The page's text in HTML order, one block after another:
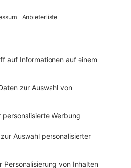
Behind
Go
um den YouTube
zu laden!
einen Service eines
Dieser Service kann